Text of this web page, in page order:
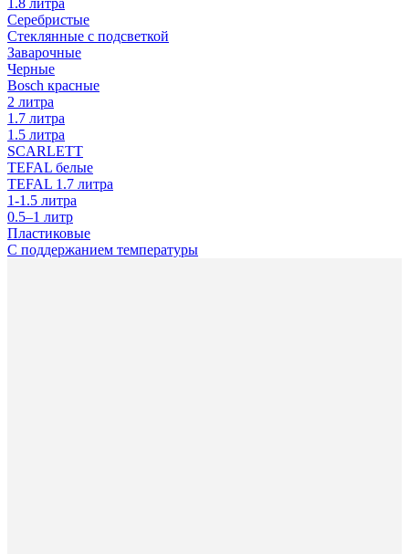
Серебристые
Стеклянные с подсветкой
Заварочные
Черные
Bosch красные
2 литра
1.7 литра
1.5 литра
SCARLETT
TEFAL белые
TEFAL 1.7 литра
1-1.5 литра
0.5–1 литр
Пластиковые
С поддержанием температуры